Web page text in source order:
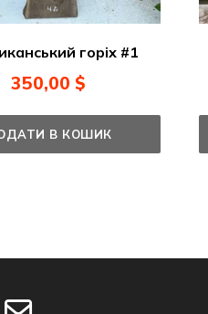
горіх #1
350,00$
В КОШИК